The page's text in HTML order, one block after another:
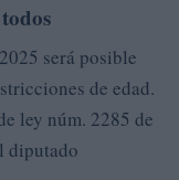
será posible
de edad.
ley núm. 2285 de
diputado